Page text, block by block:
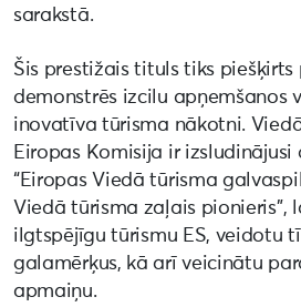
sarakstā.
Šis prestižais tituls tiks piešķirts
demonstrēs izcilu apņemšanos
inovatīva tūrisma nākotni.
Eiropas Komisija ir
“Eiropas Viedā tūrisma
Viedā tūrisma zaļais pionieris”,
ilgtspējīgu tūrismu ES, veidotu
galamērķus, kā arī veicinātu
apmaiņu.